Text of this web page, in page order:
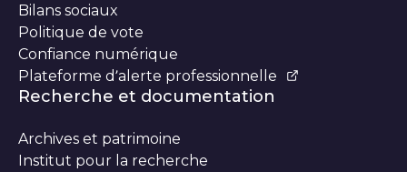
Bilans sociaux
Politique de vote
Confiance numérique
Plateforme d’alerte professionnelle
Recherche et documentation
Archives et patrimoine
Institut pour la recherche